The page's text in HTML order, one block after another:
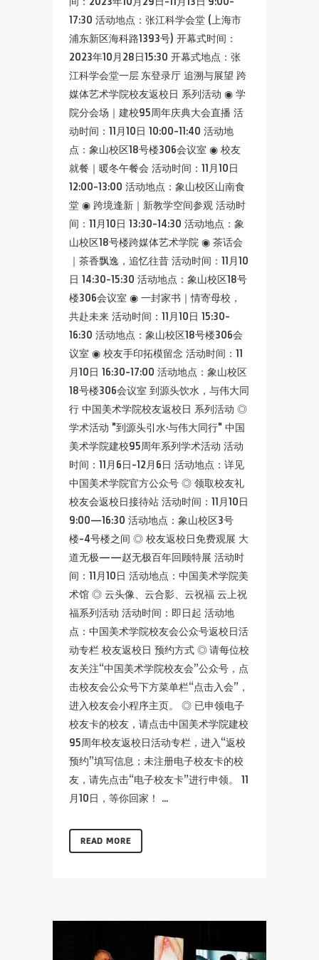
17:30 活动地点：张江科学会堂 (上海市
浦东新区海科路1393号) 开幕式时间：
2023年10月28日15:30 开幕式地点：张
江科学会堂一层 东登录厅 追溯与展望 跨
媒体艺术学院校友返校日 系列活动 ◉ 学
院分会场｜建校95周年庆典大会直播 活
动时间：11月10日 10:00-11:40 活动地
点：象山校区18号楼306会议室 ◉ 校友
就餐｜暖冬午餐会 活动时间：11月10日
12:00-13:00 活动地点：象山校区山南食
堂 ◉ 跨境逢新｜新教学空间参观 活动时
间：11月10日 13:30-14:30 活动地点：象
山校区18号楼跨媒体艺术学院 ◉ 茶话会
｜茶香飘逸，追忆往昔 活动时间：11月10
日 14:30-15:30 活动地点：象山校区18号
楼306会议室 ◉ 一封家书｜情寄母校，
共赴未来 活动时间：11月10日 15:30-
16:30 活动地点：象山校区18号楼306会
议室 ◉ 校友手印拓模留念 活动时间：11
月10日 16:30-17:00 活动地点：象山校区
18号楼306会议室 到源头饮水，与伟大同
行 中国美术学院校友返校日 系列活动 ◎
学术活动 "到源头引水·与伟大同行" 中国
美术学院建校95周年系列学术活动 活动
时间：11月6日-12月6日 活动地点：详见
中国美术学院官方公众号 ◎ 领取校友礼
校友会返校日接待站 活动时间：11月10日
9:00—16:30 活动地点：象山校区3号
楼-4号楼之间 ◎ 校友返校日免费观展 大
道无极——赵无极百年回顾特展 活动时
间：11月10日 活动地点：中国美术学院美
术馆 ◎ 云头像、云合影、云祝福 云上祝
福系列活动 活动时间：即日起 活动地
点：中国美术学院校友会公众号返校日活
动专栏 校友返校日 预约方式 ◎ 请每位校
友关注“中国美术学院校友会”公众号，点
击校友会公众号下方菜单栏“点击入会”，
进入校友会小程序主页。 ◎ 已申领电子
校友卡的校友，请点击中国美术学院建校
95周年校友返校日活动专栏，进入“返校
预约”填写信息；未注册电子校友卡的校
友，请先点击“电子校友卡”进行申领。 11
月10日，等你回家！ ...
READ MORE